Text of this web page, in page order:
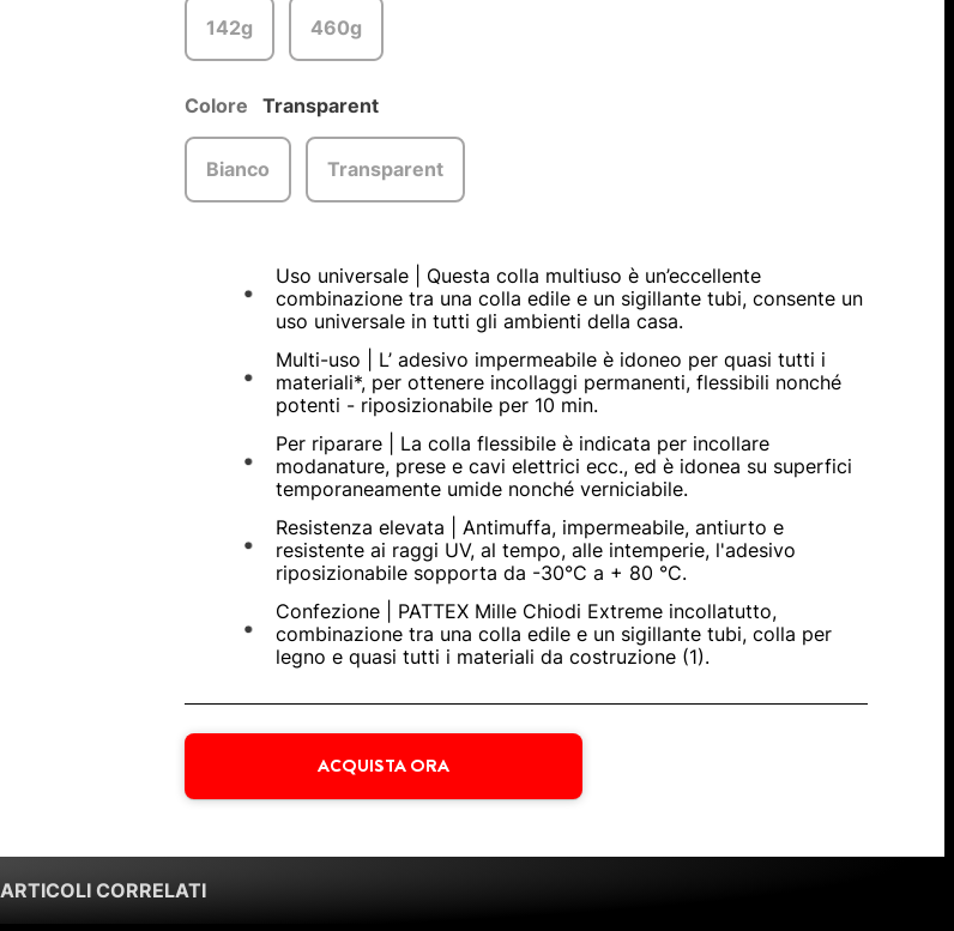
142g 460g
Colore Transparent
Bianco Transparent
Uso universale | Questa colla multiuso è un’eccellente
combinazione tra una colla edile e un sigillante tubi, consente un
uso universale in tutti gli ambienti della casa.
Multi-uso | L’ adesivo impermeabile è idoneo per quasi tutti i
materiali*, per ottenere incollaggi permanenti, flessibili nonché
potenti - riposizionabile per 10 min.
Per riparare | La colla flessibile è indicata per incollare
modanature, prese e cavi elettrici ecc., ed è idonea su superfici
temporaneamente umide nonché verniciabile.
Resistenza elevata | Antimuffa, impermeabile, antiurto e
resistente ai raggi UV, al tempo, alle intemperie, l'adesivo
riposizionabile sopporta da -30°C a + 80 °C.
Confezione | PATTEX Mille Chiodi Extreme incollatutto,
combinazione tra una colla edile e un sigillante tubi, colla per
legno e quasi tutti i materiali da costruzione (1).
ACQUISTA ORA
ARTICOLI CORRELATI